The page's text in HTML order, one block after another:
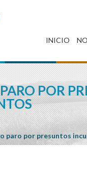
INICIO
POR
paro por presuntos